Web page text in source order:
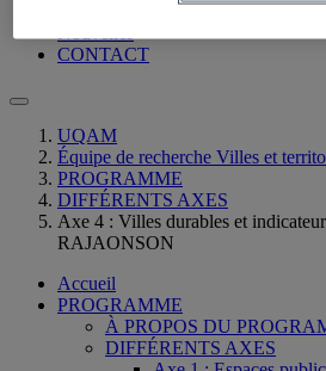
INCLUSIFS
CONTACT
UQAM
Équipe de recherche Villes et
PROGRAMME
DIFFÉRENTS AXES
Axe 4 : Villes durables et
RAJAONSON
Accueil
PROGRAMME
À PROPOS DU
DIFFÉRENTS AXES